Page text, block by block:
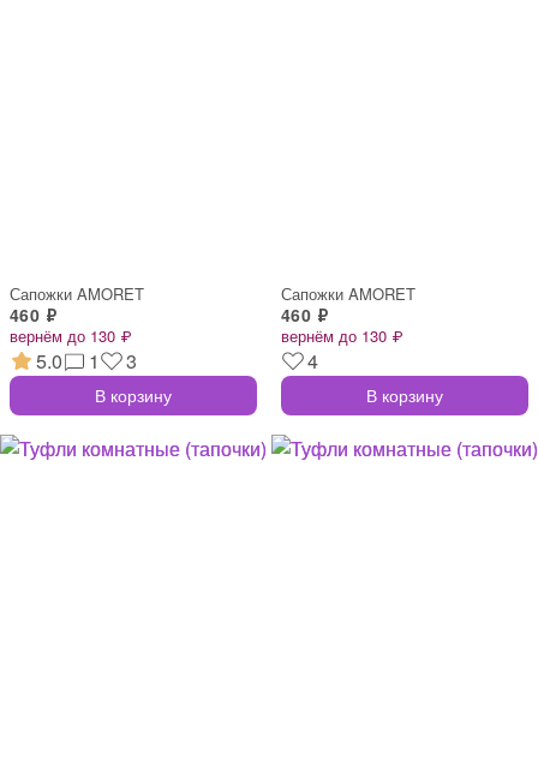
Сапожки AMORET
460 ₽
вернём до 130 ₽
5.0 1 3
В корзину
Сапожки AMORET
460 ₽
вернём до 130 ₽
4
В корзину